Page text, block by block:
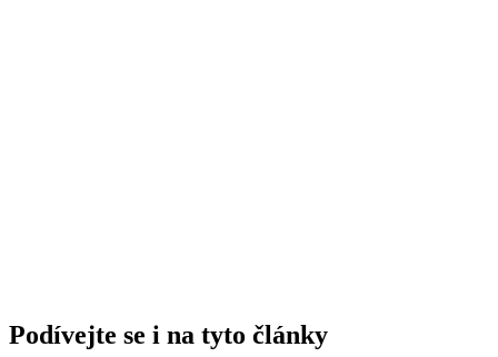
Podívejte se i na tyto články